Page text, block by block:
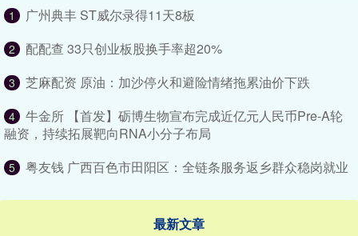
1 广州典丰 ST威尔录得11天8板
2 配配查 33只创业板股换手率超20%
3 芝麻配资 原油：加沙停火和避险情绪拖累油价下跌
4
牛金所 【首发】砺博生物宣布完成近亿元人民币Pre-A轮
融资，持续拓展靶向RNA小分子布局
5 粤友钱 广西百色市田阳区：全链条服务返乡群众稳岗就业
最新文章